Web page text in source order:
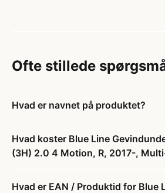
Ofte stillede
Hvad er navnet på produktet?
Hvad koster Blue Line
(3H) 2.0 4 Motion, R, 2017-,
Hvad er EAN / Produktid for Blue